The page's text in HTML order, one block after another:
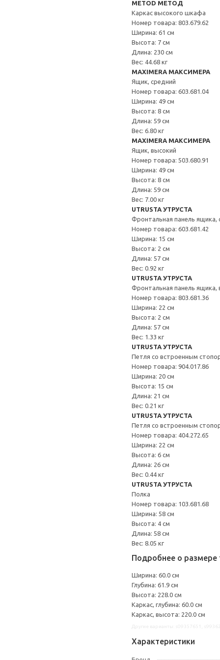
METOD МЕТОД
Каркас высокого шкафа
Номер товара: 803.679.62
Ширина: 61 см
Высота: 7 см
Длина: 230 см
Вес: 44.68 кг
MAXIMERA МАКСИМЕРА
Ящик, средний
Номер товара: 603.681.04
Ширина: 49 см
Высота: 8 см
Длина: 59 см
Вес: 6.80 кг
MAXIMERA МАКСИМЕРА
Ящик, высокий
Номер товара: 503.680.91
Ширина: 49 см
Высота: 8 см
Длина: 59 см
Вес: 7.00 кг
UTRUSTA УТРУСТА
Фронтальная панель ящика,
Номер товара: 603.681.42
Ширина: 15 см
Высота: 2 см
Длина: 57 см
Вес: 0.92 кг
UTRUSTA УТРУСТА
Фронтальная панель ящика,
Номер товара: 803.681.36
Ширина: 22 см
Высота: 2 см
Длина: 57 см
Вес: 1.33 кг
UTRUSTA УТРУСТА
Петля со встроенным
Номер товара: 904.017.86
Ширина: 20 см
Высота: 15 см
Длина: 21 см
Вес: 0.21 кг
UTRUSTA УТРУСТА
Петля со встроенным
Номер товара: 404.272.65
Ширина: 22 см
Высота: 6 см
Длина: 26 см
Вес: 0.44 кг
UTRUSTA УТРУСТА
Полка
Номер товара: 103.681.68
Ширина: 58 см
Высота: 4 см
Длина: 58 см
Вес: 8.05 кг
Подробнее о размере
Ширина: 60.0 см
Глубина: 61.9 см
Высота: 228.0 см
Каркас, глубина: 60.0 см
Каркас, высота: 220.0 см
Характеристики